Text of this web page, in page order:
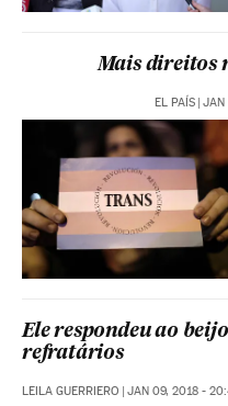
Mais direitos
EL PAÍS | JAN
Ele respondeu ao
refratários
LEILA GUERRIERO | JAN 09, 2018 -